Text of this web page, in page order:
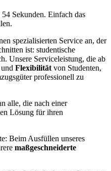
Sekunden. Einfach das
spezialisierten Service an, der
ist: studentische
Unsere Serviceleistung, die ab
und Flexibilität von Studenten,
professionell zu
alle, die nach einer
Lösung für ihren
Beim Ausfüllen unseres
maßgeschneiderte